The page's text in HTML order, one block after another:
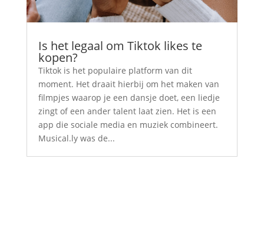
Is het legaal om Tiktok likes te
kopen?
Tiktok is het populaire platform van dit
moment. Het draait hierbij om het maken van
filmpjes waarop je een dansje doet, een liedje
zingt of een ander talent laat zien. Het is een
app die sociale media en muziek combineert.
Musical.ly was de...